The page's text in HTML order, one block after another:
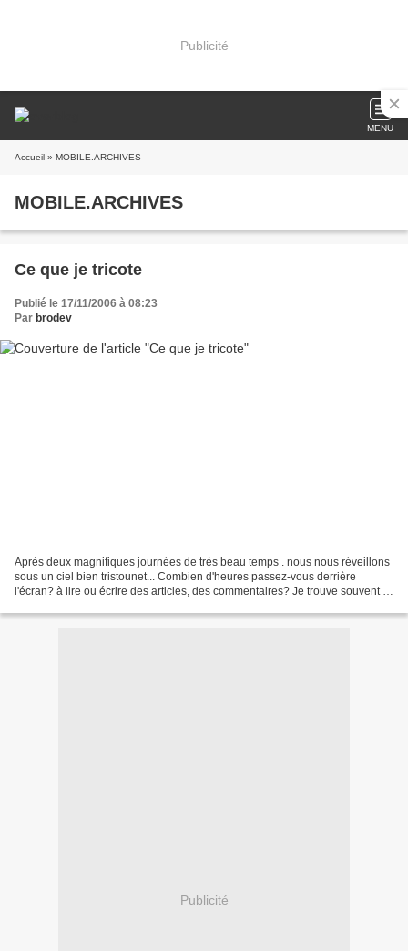
Publicité
MENU
Accueil » MOBILE.ARCHIVES
MOBILE.ARCHIVES
Ce que je tricote
Publié le 17/11/2006 à 08:23
Par brodev
Après deux magnifiques journées de très beau temps . nous nous réveillons
sous un ciel bien tristounet... Combien d'heures passez-vous derrière
l'écran? à lire ou écrire des articles, des commentaires? Je trouve souvent le
Publicité